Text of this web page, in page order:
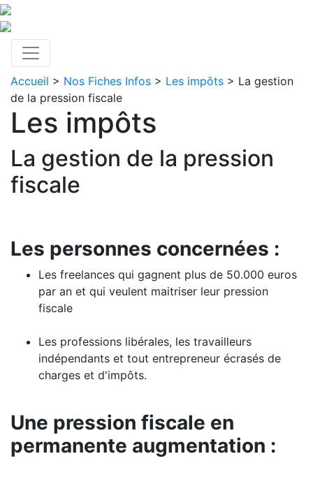
Accueil > Nos Fiches Infos > Les impôts > La gestion
de la pression fiscale
Les impôts
La gestion de la pression
fiscale
Les personnes concernées :
Les freelances qui gagnent plus de 50.000 euros
par an et qui veulent maitriser leur pression
fiscale
Les professions libérales, les travailleurs
indépendants et tout entrepreneur écrasés de
charges et d'impôts.
Une pression fiscale en
permanente augmentation :